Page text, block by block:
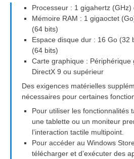
Processeur : 1 gigahertz (GHz)
Mémoire RAM : 1 gigaoctet
(64 bits)
Espace disque dur : 16 Go (32
(64 bits)
Carte graphique : Périphérique
DirectX 9 ou supérieur
Des exigences matérielles
nécessaires pour certaines
Pour utiliser les fonctionnalités
une tablette ou un moniteur
l’interaction tactile multipoint.
Pour accéder au Windows
télécharger et d’exécuter des